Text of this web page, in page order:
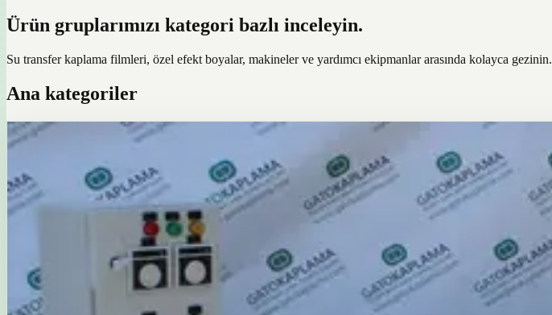
Ürün gruplarımızı kategori bazlı inceleyin.
Su transfer kaplama filmleri, özel efekt boyalar, makineler ve yardımcı ekipmanlar arasında kolayca gezinin.
Ana kategoriler